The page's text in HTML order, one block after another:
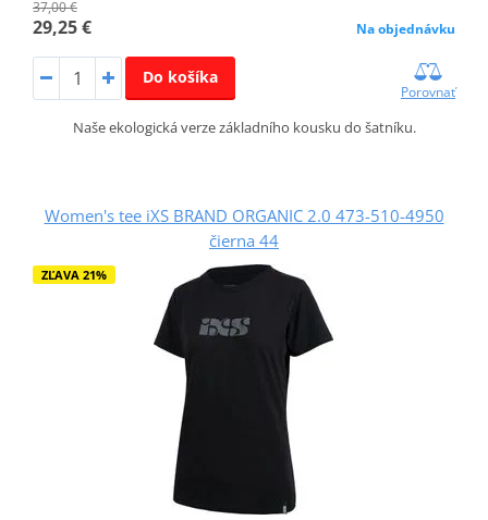
37,00 €
29,25 € Na objednávku
Do košíka
Porovnať
Naše ekologická verze základního kousku do šatníku.
Women's tee iXS BRAND ORGANIC 2.0 473-510-4950
čierna 44
ZĽAVA 21%